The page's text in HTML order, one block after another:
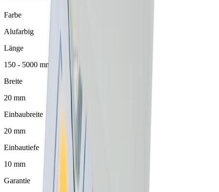
Farbe
Alufarbig
Länge
150 - 5000 mm
Breite
20 mm
Einbaubreite
20 mm
Einbautiefe
10 mm
Garantie